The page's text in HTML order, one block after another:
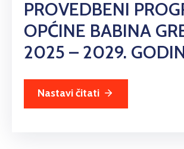
PROVEDBENI
OPĆINE BABINA
2025 – 2029.
Nastavi čitati